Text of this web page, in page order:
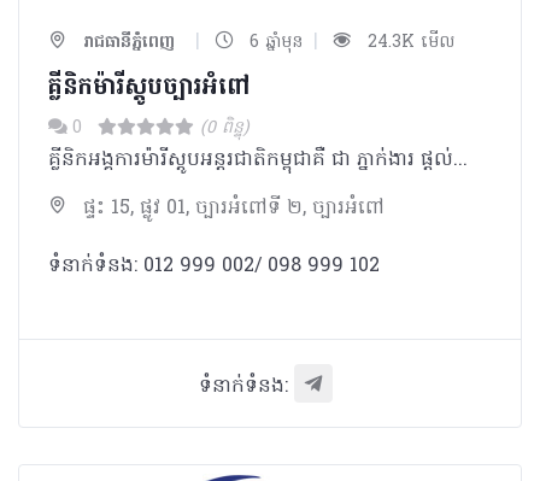
រាជធានីភ្នំពេញ | 6 ឆ្នាំមុន | 24.3K មើល
គ្លីនិកម៉ារីស្តូបច្បារអំពៅ
0 (0 ពិន្ទុ)
គ្លីនិកអង្គការម៉ារីស្តូបអន្តរជាតិកម្ពុជាគឺ ជា ភ្នាក់ងារ ផ្តល់សេវាឈានមុខគេ ផ្នែក រំលូត កូនដោយសុវត្ថិភាព ពន្យារកំណើត សុខភាពបន្តពូជ និងផ្លូវភេទ។
ផ្ទះ 15, ផ្លូវ 01, ច្បារអំពៅទី ២, ច្បារអំពៅ
ទំនាក់ទំនង: 012 999 002/ 098 999 102
ទំនាក់ទំនង: